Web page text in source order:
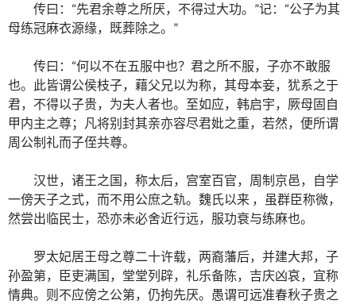
传曰：“先君余尊之所厌，不得过大功。”记：“公子为其
母练冠麻衣源缘，既葬除之。”
传曰：“何以不在五服中也？君之所不服，子亦不敢服
也。此皆谓公侯枝子，藉父兄以为称，其母本妾，犹系之于
君，不得以子贵，为夫人者也。至如应，韩启宇，厥母固自
甲内主之尊；凡将别封其亲亦容尽君妣之重，若然，便所谓
周公制礼而子侄共尊。
汉世，诸王之国，称太后，宫室百官，周制京邑，自学
一傍天子之式，而不用公庶之轨。魏氏以来 ，虽群臣称微，
然尝出临民士，恐亦未必舍近行远，服功衰与练麻也。
罗太妃居王母之尊二十许载，两裔藩后，并建大邦，子
孙盈第，臣吏满国，堂堂列辟，礼乐备陈，吉庆凶哀，宜称
情典。则不应傍之公第，仍拘先厌。愚谓可远准春秋子贵之